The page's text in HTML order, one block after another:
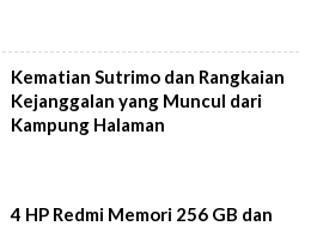
Kematian Sutrimo dan Rangkaian
Kejanggalan yang Muncul dari
Kampung Halaman
4 HP Redmi Memori 256 GB dan